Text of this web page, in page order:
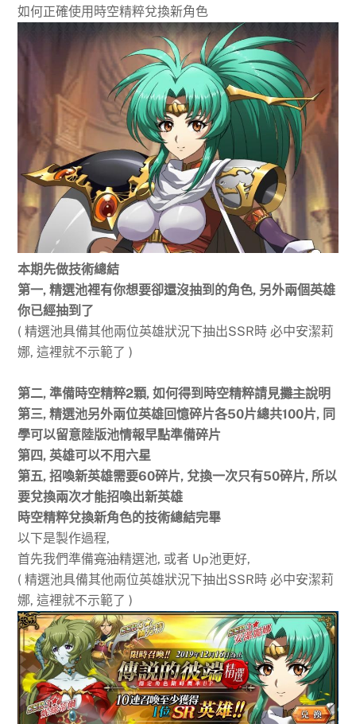
如何正確使用時空精粹兌換新角色
本期先做技術總結
第一, 精選池裡有你想要卻還沒抽到的角色, 另外兩個英雄
你已經抽到了
( 精選池具備其他兩位英雄狀況下抽出SSR時 必中安潔莉
娜, 這裡就不示範了 )
第二, 準備時空精粹2顆, 如何得到時空精粹請見攤主說明
第三,精選池另外兩位英雄回憶碎片各50片總共100片, 同
學可以留意陸版池情報早點準備碎片
第四, 英雄可以不用六星
第五, 招喚新英雄需要60碎片,兌換一次只有50碎片, 所以
要兌換兩次才能招喚出新英雄
時空精粹兌換新角色的技術總結完畢
以下是製作過程,
首先我們準備寬油精選池, 或者 Up池更好,
( 精選池具備其他兩位英雄狀況下抽出SSR時 必中安潔莉
娜, 這裡就不示範了 )